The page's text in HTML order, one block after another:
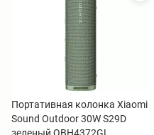
Портативная колонка Xiaomi
Sound Outdoor 30W S29D